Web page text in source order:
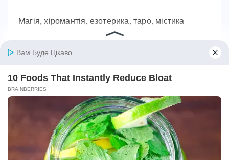
Магія, хіромантія, езотерика, таро, містика
Міфи та легенди
Мотивація для спорту
Навчання